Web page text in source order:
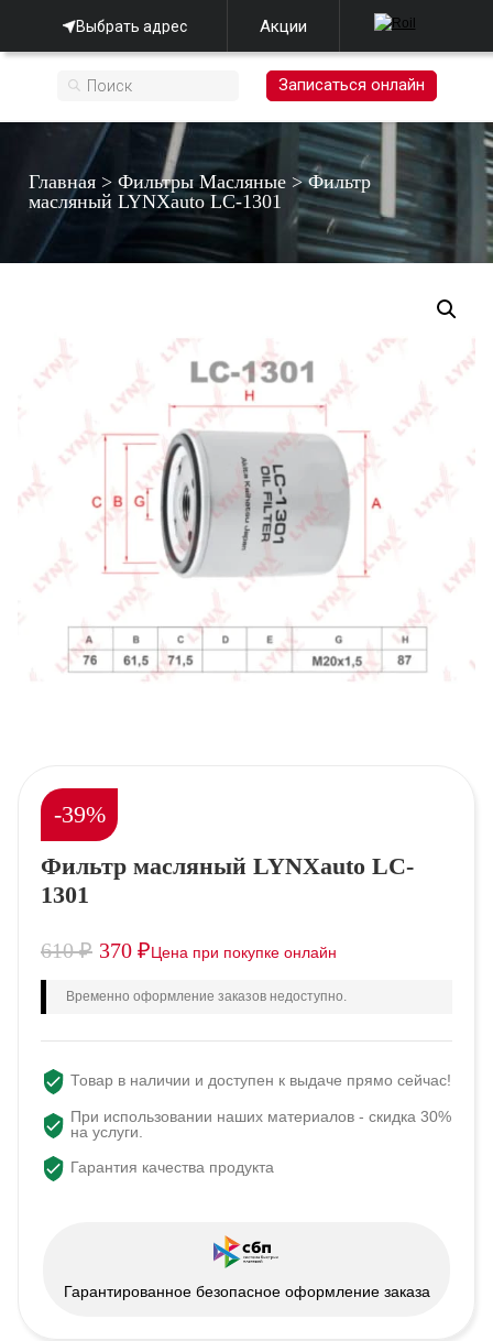
Выбрать адрес Акции
Записаться онлайн
Главная >Фильтры Масляные >Фильтр
масляный LYNXauto LC-1301
-39%
Фильтр масляный LYNXauto LC-
1301
610₽ 370 ₽
Временно оформление заказов недоступно.
Товар в наличии и доступен к выдаче прямо сейчас!
При использовании наших материалов - скидка 30%
на услуги.
Гарантия качества продукта
Гарантированное безопасное оформление заказа